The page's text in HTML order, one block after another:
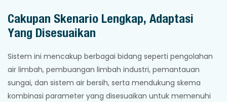
Cakupan Skenario Lengkap, Adaptasi
Yang Disesuaikan
Sistem ini mencakup berbagai bidang seperti pengolahan
air limbah, pembuangan limbah industri, pemantauan
sungai, dan sistem air bersih, serta mendukung skema
kombinasi parameter yang disesuaikan untuk memenuhi